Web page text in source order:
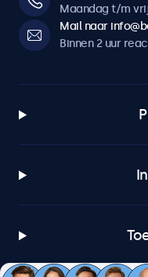
Maandag t/m
Mail naar
Binnen 2 uur